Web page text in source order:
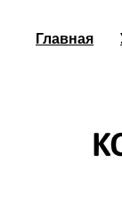
Главная